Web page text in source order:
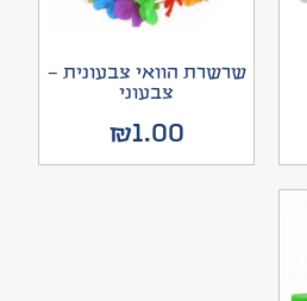
שרשרת הוואי צבעונית –
צבעוני
₪1.00